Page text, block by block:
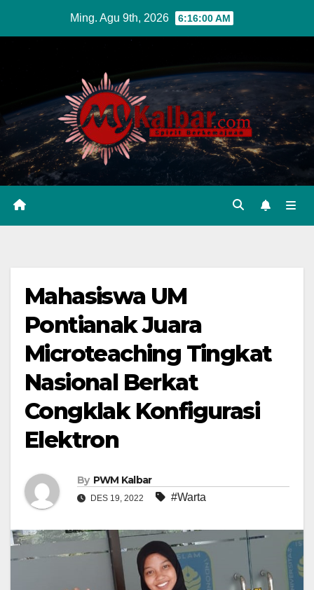
Ming. Agu 9th, 2026 6:16:01 AM
Mahasiswa UM
Pontianak Juara
Microteaching Tingkat
Nasional Berkat
Congklak Konfigurasi
Elektron
By PWM Kalbar
DES 19, 2022 #Warta